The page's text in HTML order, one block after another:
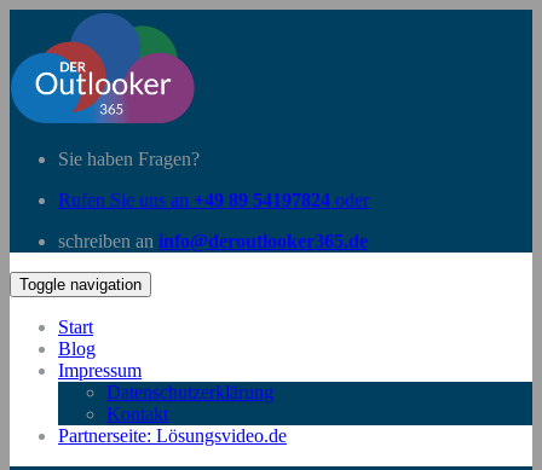
Sie haben Fragen?
Rufen Sie uns an +49 89 54197824 oder
schreiben an info@deroutlooker365.de
Toggle navigation
Start
Blog
Impressum
Datenschutzerklärung
Kontakt
Partnerseite: Lösungsvideo.de